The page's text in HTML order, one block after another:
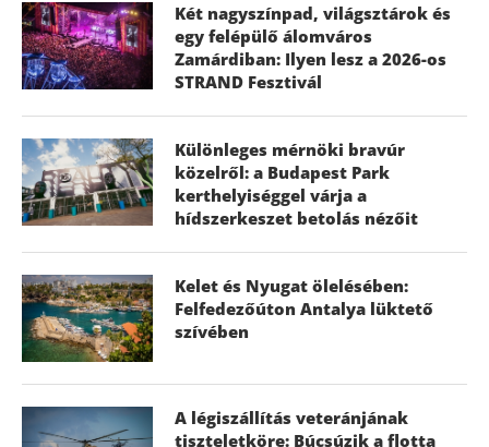
Két nagyszínpad, világsztárok és
egy felépülő álomváros
Zamárdiban: Ilyen lesz a 2026-os
STRAND Fesztivál
Különleges mérnöki bravúr
közelről: a Budapest Park
kerthelyiséggel várja a
hídszerkeszet betolás nézőit
Kelet és Nyugat ölelésében:
Felfedezőúton Antalya lüktető
szívében
A légiszállítás veteránjának
tiszteletköre: Búcsúzik a flotta